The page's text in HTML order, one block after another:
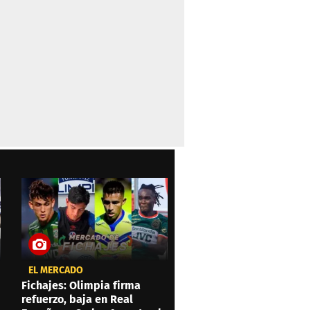
EL MERCADO
Fichajes: Olimpia firma
refuerzo, baja en Real